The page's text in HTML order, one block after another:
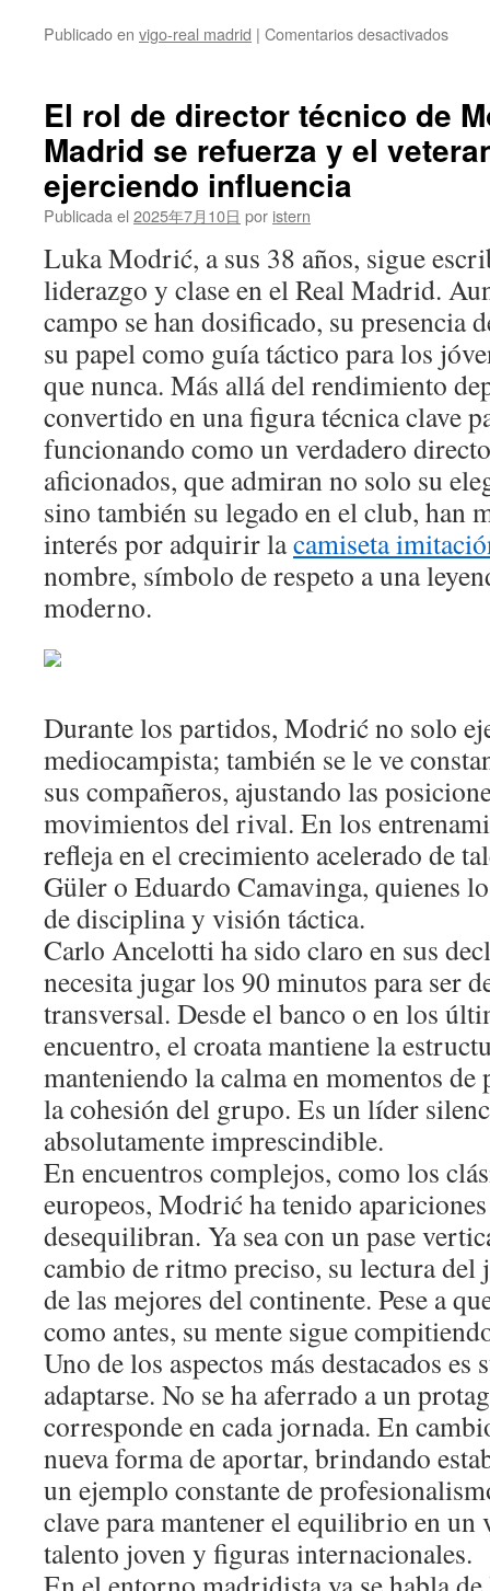
Publicado en vigo-real madrid | Comentarios desactivadosen
Fran
en
deja
a
la
del
con
gran
El rol de director técnico de
Madrid se refuerza y el
ejerciendo influencia
Publicada el 2025年7月10日 por istern
Luka Modrić, a sus 38 años, sigue
liderazgo y clase en el Real Madrid.
campo se han dosificado, su presencia
su papel como guía táctico para los
que nunca. Más allá del rendimiento
convertido en una figura técnica clave
funcionando como un verdadero
aficionados, que admiran no solo su
sino también su legado en el club, han
interés por adquirir lacamiseta
nombre, símbolo de respeto a una
moderno.
Durante los partidos, Modrić no solo
mediocampista; también se le ve
sus compañeros, ajustando las
movimientos del rival. En los
refleja en el crecimiento acelerado de
Güler o Eduardo Camavinga, quienes
de disciplina y visión táctica.
Carlo Ancelotti ha sido claro en sus
necesita jugar los 90 minutos para ser
transversal. Desde el banco o en los
encuentro, el croata mantiene la
manteniendo la calma en momentos
la cohesión del grupo. Es un líder
absolutamente imprescindible.
En encuentros complejos, como los
europeos, Modrić ha tenido
desequilibran. Ya sea con un pase
cambio de ritmo preciso, su lectura del
de las mejores del continente. Pese a
como antes, su mente sigue
Uno de los aspectos más destacados es
adaptarse. No se ha aferrado a un
corresponde en cada jornada. En
nueva forma de aportar, brindando
un ejemplo constante de
clave para mantener el equilibrio en un
talento joven y figuras internacionales.